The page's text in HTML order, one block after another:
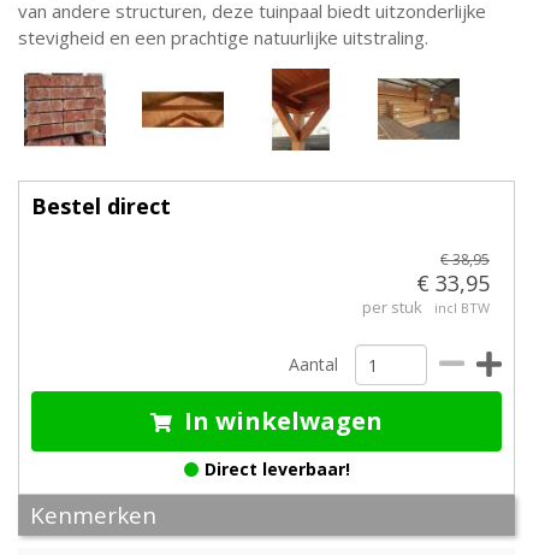
van andere structuren, deze tuinpaal biedt uitzonderlijke
stevigheid en een prachtige natuurlijke uitstraling.
Bestel direct
€ 38,95
€ 33,95
per stuk incl BTW
Aantal
In winkelwagen
Direct leverbaar!
Kenmerken